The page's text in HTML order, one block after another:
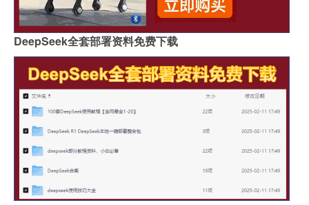
DeepSeek全套部署资料免费下载